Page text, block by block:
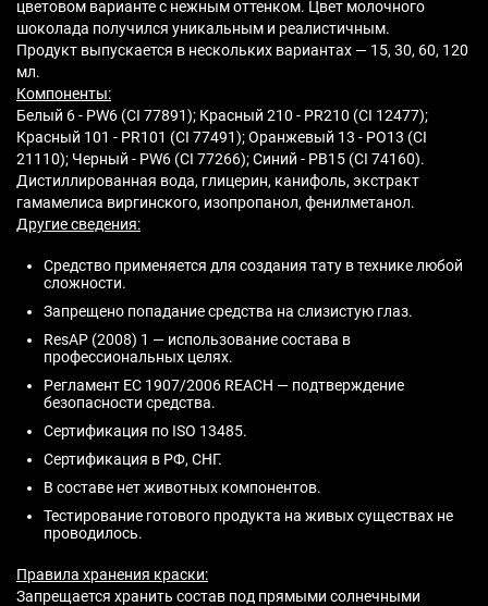
цветовом варианте с нежным оттенком. Цвет молочного
шоколада получился уникальным и реалистичным.
Продукт выпускается в нескольких вариантах — 15, 30, 60, 120
мл.
Компоненты:
Белый 6 - PW6 (CI 77891); Красный 210 - PR210 (CI 12477);
Красный 101 - PR101 (CI 77491); Оранжевый 13 - PO13 (CI
21110); Черный - PW6 (CI 77266); Синий - PB15 (CI 74160).
Дистиллированная вода, глицерин, канифоль, экстракт
гамамелиса виргинского, изопропанол, фенилметанол.
Другие сведения:
Средство применяется для создания тату в технике любой
сложности.
Запрещено попадание средства на слизистую глаз.
ResAP (2008) 1 — использование состава в
профессиональных целях.
Регламент ЕС 1907/2006 REACH — подтверждение
безопасности средства.
Сертификация по ISO 13485.
Сертификация в РФ, СНГ.
В составе нет животных компонентов.
Тестирование готового продукта на живых существах не
проводилось.
Правила хранения краски:
Запрещается хранить состав под прямыми солнечными